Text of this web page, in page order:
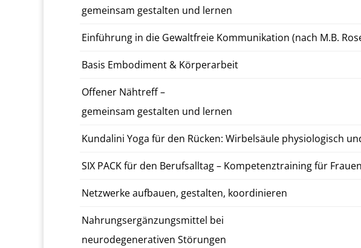
gemein­sam gestal­ten und lernen
Ein­führung in die Gewalt­freie Kom­mu­nika­tion (nach M.B.
Basis Em­bod­i­ment & Kör­per­ar­beit
Of­fen­er Nähtr­e­ff –
gemein­sam gestal­ten und lernen
Kun­dali­ni Yoga für den Rücken: Wirbel­säule phys­i­ol­o­gisch
SIX PACK für den Beruf­sall­t­ag – Kom­pe­ten­z­train­ing für Frauen
Net­zw­erke auf­bauen, gestal­ten, ko­or­dinieren
Nahrungsergänzungsmit­tel bei
neu­rode­gen­er­a­tiv­en Störun­gen